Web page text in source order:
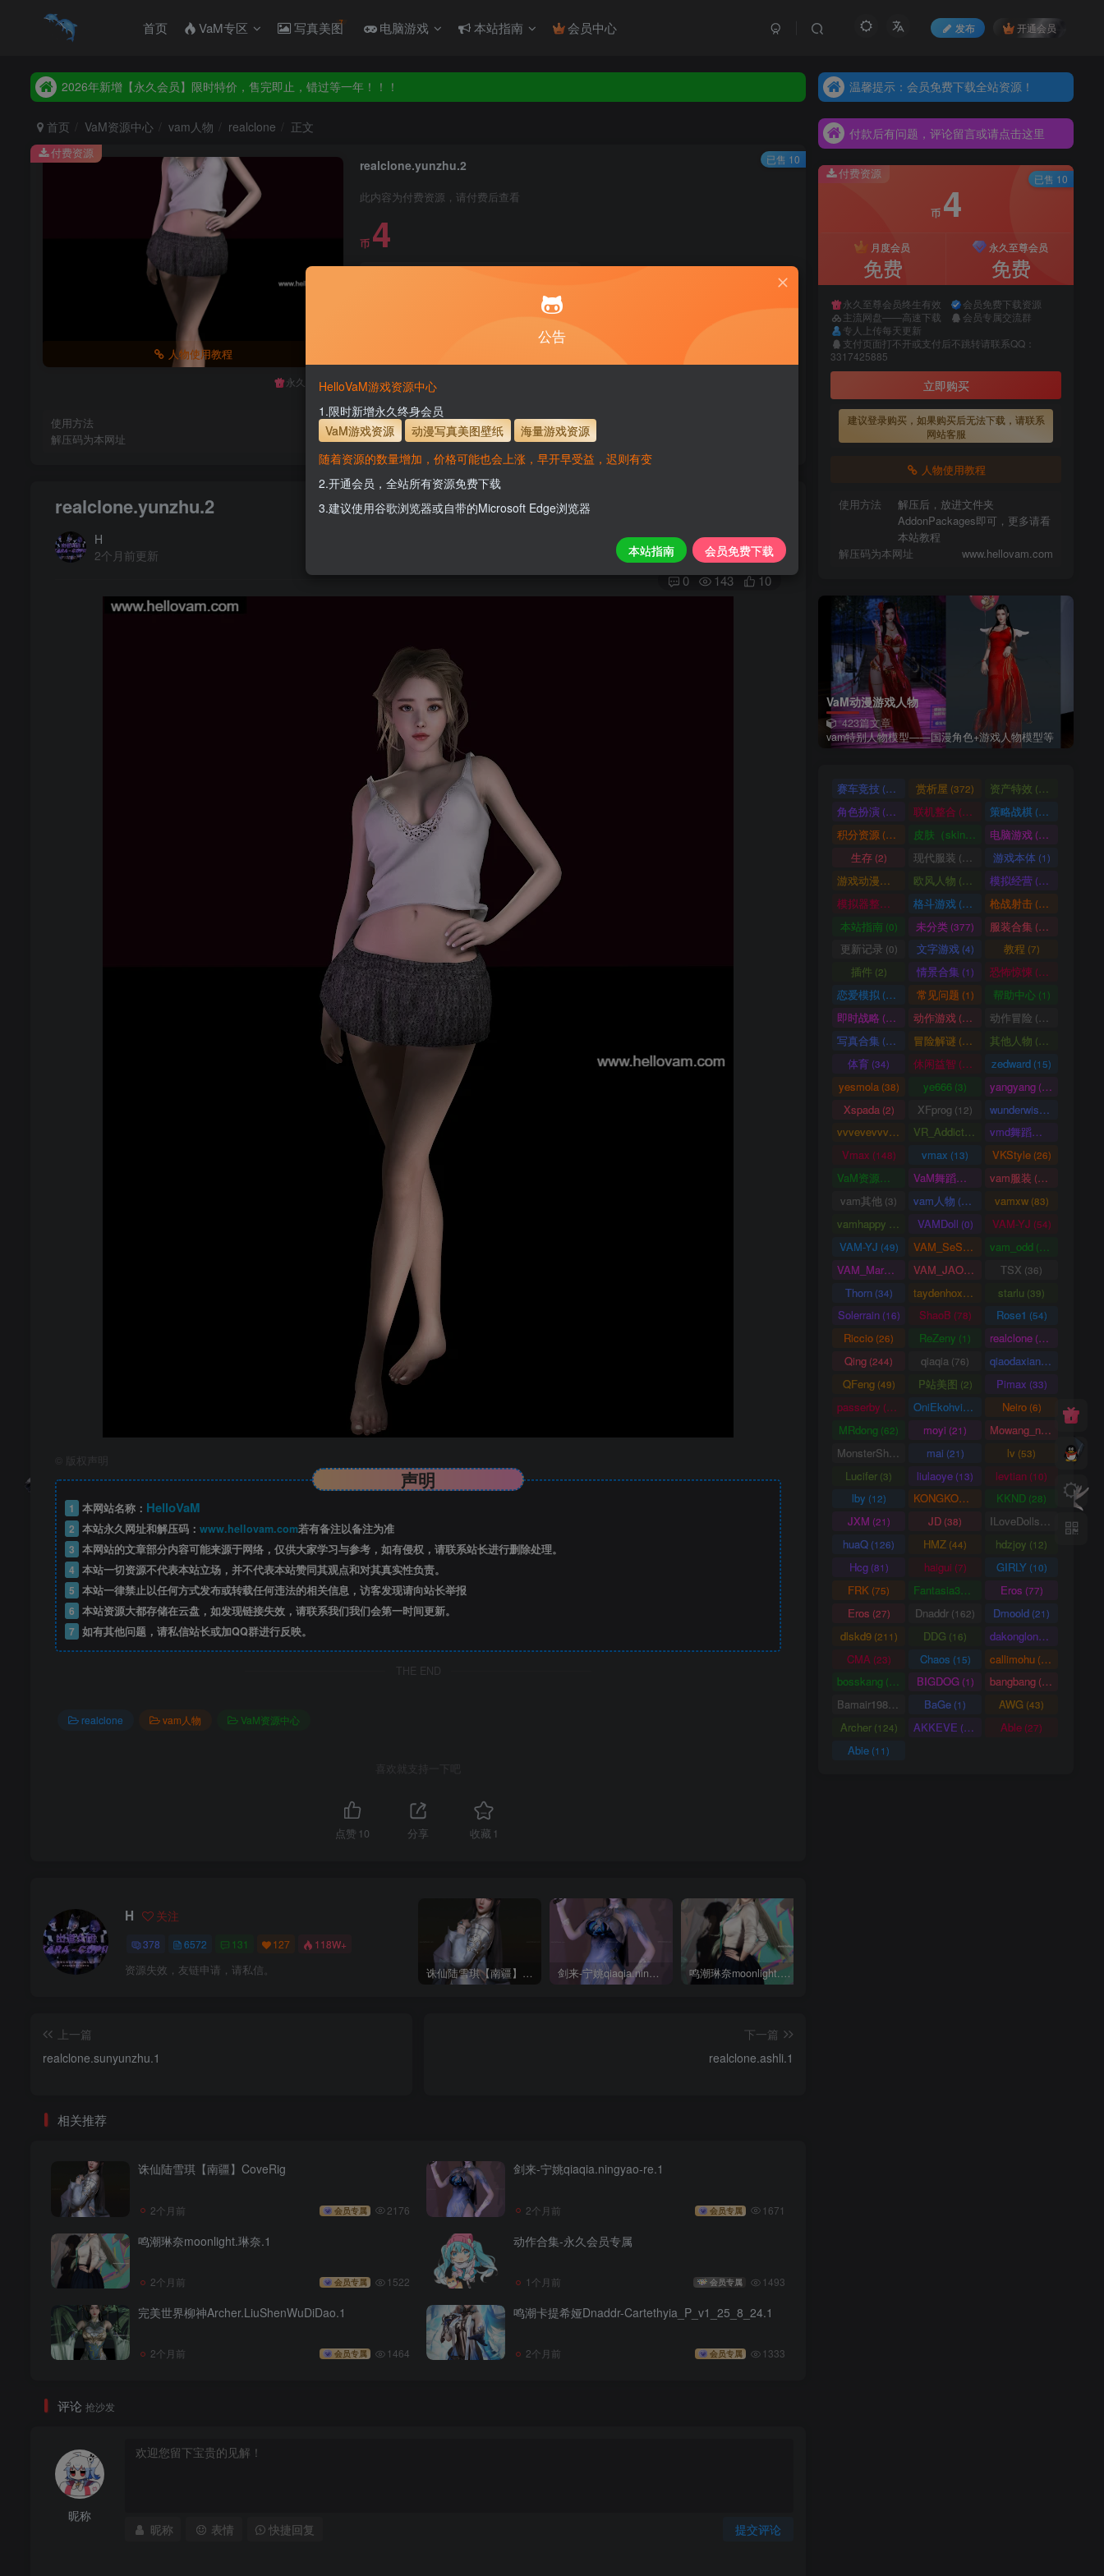
首页 VaM专区 写真美图 电脑游戏 本站指南 会员中心 发布 开通会员
2026年新增【永久会员】限时特价，售完即止，错过等一年！！！
2026年新增【永久会员】限时特价，售完即止，错过等一年！！！
首页 VaM资源中心 vam人物 realclone 正文
人物使用教程
realclone.yunzhu.2
此内容为付费资源，请付费后查看
币 4
永久至尊会员终生有效 会员免费下载资源
使用方法
解压后，放进文件夹AddonPackages即可，更多请看本站教程
解压码为本网址
付费资源 已售 10
realclone.yunzhu.2
H
2个月前更新
关注 私信
0 143 10
版权声明
声明
1 本网站名称： HelloVaM
2 本站永久网址和解压码： www.hellovam.com若有备注以备注为准
3 本网站的文章部分内容可能来源于网络，仅供大家学习与参考，如有侵权，请联系站长进行删除处理。
4 本站一切资源不代表本站立场，并不代表本站赞同其观点和对其真实性负责。
5 本站一律禁止以任何方式发布或转载任何违法的相关信息，访客发现请向站长举报
6 本站资源大都存储在云盘，如发现链接失效，请联系我们我们会第一时间更新。
7 如有其他问题，请私信站长或加QQ群进行反映。
THE END
realclone vam人物 VaM资源中心
喜欢就支持一下吧
点赞 10 分享 收藏 1
H 关注
378 6572 131 127 118W+
资源失效，友链申请，请私信。 诛仙陆雪琪【南疆】CoveRig 剑来-宁姚qiaqia.ningyao-re.1 鸣潮琳奈moonlight.琳奈.1
上一篇
realclone.sunyunzhu.1
下一篇
realclone.ashli.1
相关推荐
诛仙陆雪琪【南疆】CoveRig
2个月前 会员专属 2176
剑来-宁姚qiaqia.ningyao-re.1
2个月前 会员专属 1671
鸣潮琳奈moonlight.琳奈.1
2个月前 会员专属 1522
动作合集-永久会员专属
1个月前 会员专属 1493
完美世界柳神Archer.LiuShenWuDiDao.1
2个月前 会员专属 1464
鸣潮卡提希娅Dnaddr-Cartethyia_P_v1_25_8_24.1
2个月前 会员专属 1333
评论 抢沙发
昵称
提交评论
昵称 表情 快捷回复
温馨提示：会员免费下载全站资源！
温馨提示：会员免费下载全站资源！
付款后有问题，评论留言或请点击这里
付款后有问题，评论留言或请点击这里
付款后有问题，评论留言或请点击这里
付费资源
币 4
月度会员
免费
永久至尊会员
免费
永久至尊会员终生有效
会员免费下载资源
主流网盘——高速下载
会员专属交流群
专人上传每天更新
支付页面打不开或支付后不跳转请联系QQ：
3317425885
立即购买
建议登录购买，如果购买后无法下载，请联系
网站客服
人物使用教程
使用方法
解压后，放进文件夹
AddonPackages即可，更多请看
本站教程
解压码为本网址
www.hellovam.com
已售 10
VaM动漫游戏人物
423篇文章
vam特别人物模型——国漫角色+游戏人物模型等
赛车竞技 (36) 赏析屋 (372) 资产特效 (224)
角色扮演 (207) 联机整合 (34) 策略战棋 (71)
积分资源 (3246) 皮肤（skin） (1)电脑游戏 (1003)
生存(2) 现代服装 (929) 游戏本体(1)
游戏动漫古装 (466)
欧风人物 (62) 模拟经营 (57)
模拟器整合 格斗游戏 (25) 枪战射击 (105)
本站指南(0) 未分类 (377) 服装合集 (20)
更新记录 (0) 文字游戏(4) 教程 (7)
插件(2) 情景合集 (1) 恐怖惊悚 (64)
恋爱模拟 (101) 常见问题 (1) 帮助中心(1)
即时战略 (14) 动作游戏 (33) 动作冒险 (336)
写真合集 (370) 冒险解谜 (30) 其他人物 (661)
体育 (34) 休闲益智 (69) zedward (15)
yesmola(38) ye666 (3) yangyang (86)
Xspada(2) XFprog (12) wunderwise(1)
vvvevevvv
(191) VR_Addict
(38) vmd舞蹈数据
Vmax (148) vmax (13) VKStyle(26)
VaM资源中心 (4163) VaM舞蹈视频 (5)vam服装 (1458)
vam其他 (3) vam人物 (3105) vamxw(83)
vamhappy VAMDoll (0) VAM-YJ (54)
VAM-YJ (49) VAM_SeSe(10) vam_odd (20)
VAM_Mars(0) VAM_JAO
(15) TSX (36)
Thorn(34) taydenhoxe(8) starlu (39)
Solerrain(16) ShaoB (78) Rose1 (54)
Riccio (26) ReZeny (1) realclone (70)
Qing (244) qiaqia (76) qiaodaxian
(16)
QFeng(49) P站美图 (2) Pimax (33)
passerby (26) OniEkohvius Neiro(6)
MRdong (62) moyi (21) Mowang_nixi
(38)mai (21) lv (53)
Lucifer (3) liulaoye (13) levtian (10)
lby (12) KONGKONG KKND (28)
JXM (21) JD (38) ILoveDolls
(66)
huaQ (126) HMZ (44) hdzjoy (12)
Hcg(81) haigui (7) GIRLY(10)
FRK (75) Fantasia3DArt (55)Eros (77)
Eros (27) Dnaddr (162) Dmoold (21)
dlskd9(211) DDG (16) dakonglong(20)
CMA (23) Chaos (15) callimohu (57)
bosskang (85) BIGDOG(1) bangbang (22)
Bamair1984(15) BaGe (1) AWG (43)
Archer(124) AKKEVE (114) Able (27)
Abie (11)
公告
HelloVaM游戏资源中心
1.限时新增永久终身会员
VaM游戏资源
动漫写真美图壁纸
海量游戏资源
随着资源的数量增加，价格可能也会上涨，早开早受益，迟则有变
2.开通会员，全站所有资源免费下载
3.建议使用谷歌浏览器或自带的Microsoft Edge浏览器
本站指南 会员免费下载